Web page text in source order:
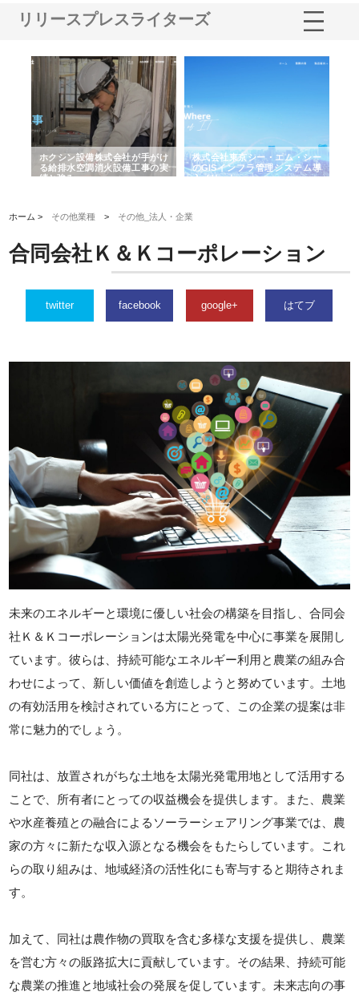
リリースプレスライターズ
ホクシン設備株式会社が手がけ
る給排水空調消火設備工事の実
績と強み
株式会社東京シー・エム・シー
のGISインフラ管理システム導
入メリット
ホーム > その他業種 > その他_法人・企業
合同会社Ｋ＆Ｋコーポレーション
twitter facebook google+ はてブ
未来のエネルギーと環境に優しい社会の構築を目指し、合同会
社Ｋ＆Ｋコーポレーションは太陽光発電を中心に事業を展開し
ています。彼らは、持続可能なエネルギー利用と農業の組み合
わせによって、新しい価値を創造しようと努めています。土地
の有効活用を検討されている方にとって、この企業の提案は非
常に魅力的でしょう。
同社は、放置されがちな土地を太陽光発電用地として活用する
ことで、所有者にとっての収益機会を提供します。また、農業
や水産養殖との融合によるソーラーシェアリング事業では、農
家の方々に新たな収入源となる機会をもたらしています。これ
らの取り組みは、地域経済の活性化にも寄与すると期待されま
す。
加えて、同社は農作物の買取を含む多様な支援を提供し、農業
を営む方々の販路拡大に貢献しています。その結果、持続可能
な農業の推進と地域社会の発展を促しています。未来志向の事